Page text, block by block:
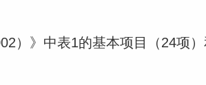
）》中表1的基本项目（24项